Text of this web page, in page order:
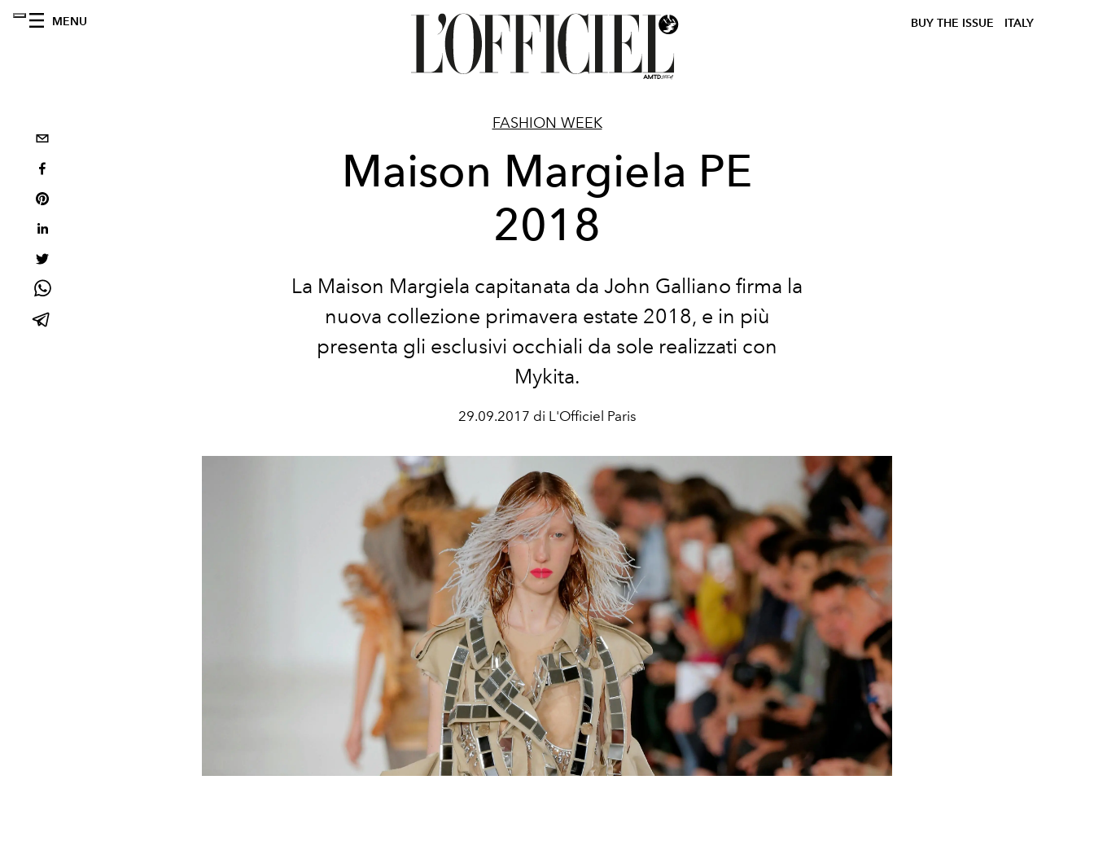
MENU BUY THE ISSUE ITALY
FASHION WEEK
Maison Margiela PE
2018
La Maison Margiela capitanata da John Galliano firma la
nuova collezione primavera estate 2018, e in più
presenta gli esclusivi occhiali da sole realizzati con
Mykita.
29.09.2017 di L'Officiel Paris